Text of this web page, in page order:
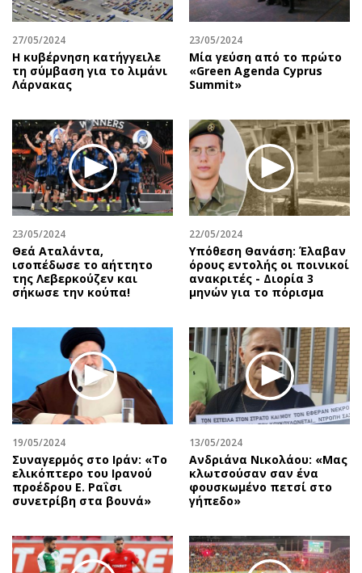
27/05/2024
Η κυβέρνηση κατήγγειλε
τη σύμβαση για το λιμάνι
Λάρνακας
23/05/2024
Μία γεύση από το πρώτο
«Green Agenda Cyprus
Summit»
23/05/2024
Θεά Αταλάντα,
ισοπέδωσε το αήττητο
της Λεβερκούζεν και
σήκωσε την κούπα!
22/05/2024
Υπόθεση Θανάση: Έλαβαν
όρους εντολής οι ποινικοί
ανακριτές - Διορία 3
μηνών για το πόρισμα
19/05/2024
Συναγερμός στο Ιράν: «Το
ελικόπτερο του Ιρανού
προέδρου Ε. Ραΐσι
συνετρίβη στα βουνά»
13/05/2024
Ανδριάνα Νικολάου: «Μας
κλωτσούσαν σαν ένα
φουσκωμένο πετσί στο
γήπεδο»